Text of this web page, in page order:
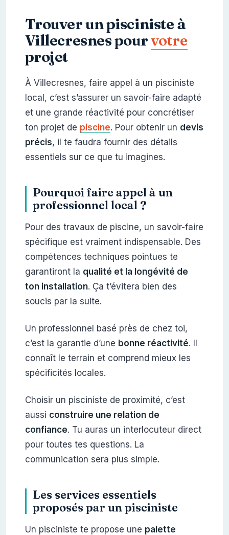
Trouver un pisciniste à
Villecresnes pourvotre
projet
À Villecresnes, faire appel à un pisciniste
local, c’est s’assurer un savoir-faire adapté
et une grande réactivité pour concrétiser
ton projet de piscine. Pour obtenir un devis
précis, il te faudra fournir des détails
essentiels sur ce que tu imagines.
Pourquoi faire appel à un
professionnel local ?
Pour des travaux de piscine, un savoir-faire
spécifique est vraiment indispensable. Des
compétences techniques pointues te
garantiront la qualité et la longévité de
ton installation. Ça t’évitera bien des
soucis par la suite.
Un professionnel basé près de chez toi,
c’est la garantie d’une bonne réactivité. Il
connaît le terrain et comprend mieux les
spécificités locales.
Choisir un pisciniste de proximité, c’est
aussi construire une relation de
confiance. Tu auras un interlocuteur direct
pour toutes tes questions. La
communication sera plus simple.
Les services essentiels
proposés par un pisciniste
Un pisciniste te propose une palette